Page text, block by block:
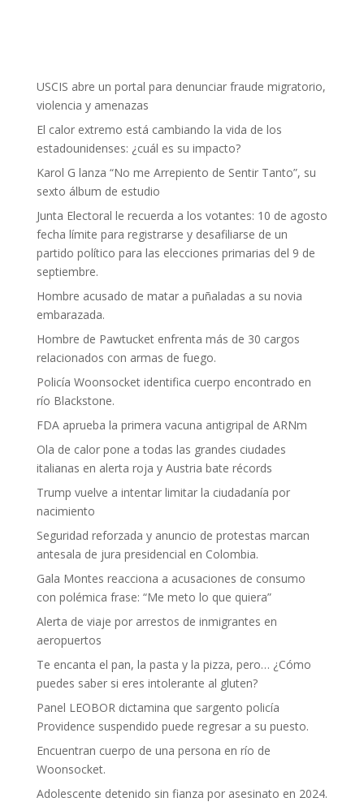
USCIS abre un portal para denunciar fraude migratorio,
violencia y amenazas
El calor extremo está cambiando la vida de los
estadounidenses: ¿cuál es su impacto?
Karol G lanza “No me Arrepiento de Sentir Tanto”, su
sexto álbum de estudio
Junta Electoral le recuerda a los votantes: 10 de agosto
fecha límite para registrarse y desafiliarse de un
partido político para las elecciones primarias del 9 de
septiembre.
Hombre acusado de matar a puñaladas a su novia
embarazada.
Hombre de Pawtucket enfrenta más de 30 cargos
relacionados con armas de fuego.
Policía Woonsocket identifica cuerpo encontrado en
río Blackstone.
FDA aprueba la primera vacuna antigripal de ARNm
Ola de calor pone a todas las grandes ciudades
italianas en alerta roja y Austria bate récords
Trump vuelve a intentar limitar la ciudadanía por
nacimiento
Seguridad reforzada y anuncio de protestas marcan
antesala de jura presidencial en Colombia.
Gala Montes reacciona a acusaciones de consumo
con polémica frase: “Me meto lo que quiera”
Alerta de viaje por arrestos de inmigrantes en
aeropuertos
Te encanta el pan, la pasta y la pizza, pero… ¿Cómo
puedes saber si eres intolerante al gluten?
Panel LEOBOR dictamina que sargento policía
Providence suspendido puede regresar a su puesto.
Encuentran cuerpo de una persona en río de
Woonsocket.
Adolescente detenido sin fianza por asesinato en 2024.